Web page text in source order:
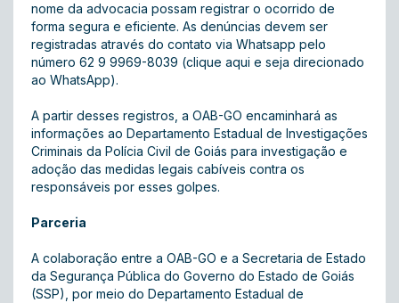
nome da advocacia possam registrar o ocorrido de
forma segura e eficiente. As denúncias devem ser
registradas através do contato via Whatsapp pelo
número 62 9 9969-8039 (clique aqui e seja direcionado
ao WhatsApp).
A partir desses registros, a OAB-GO encaminhará as
informações ao Departamento Estadual de Investigações
Criminais da Polícia Civil de Goiás para investigação e
adoção das medidas legais cabíveis contra os
responsáveis por esses golpes.
Parceria
A colaboração entre a OAB-GO e a Secretaria de Estado
da Segurança Pública do Governo do Estado de Goiás
(SSP), por meio do Departamento Estadual de